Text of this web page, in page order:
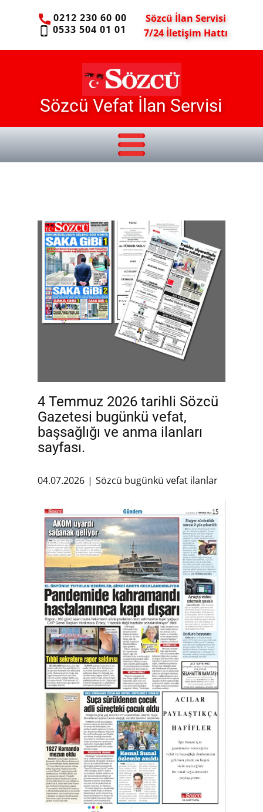
0212 230 60 00
0533 504 01 01
Sözcü İlan Servisi
7/24 İletişim Hattı
Sözcü Vefat İlan Servisi
4 Temmuz 2026 tarihli Sözcü
Gazetesi bugünkü vefat,
başsağlığı ve anma ilanları
sayfası.
04.07.2026 Sözcü bugünkü vefat ilanlar